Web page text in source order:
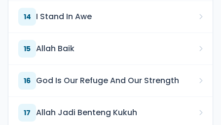
14 I Stand In Awe
15 Allah Baik
16 God Is Our Refuge And Our Strength
17 Allah Jadi Benteng Kukuh